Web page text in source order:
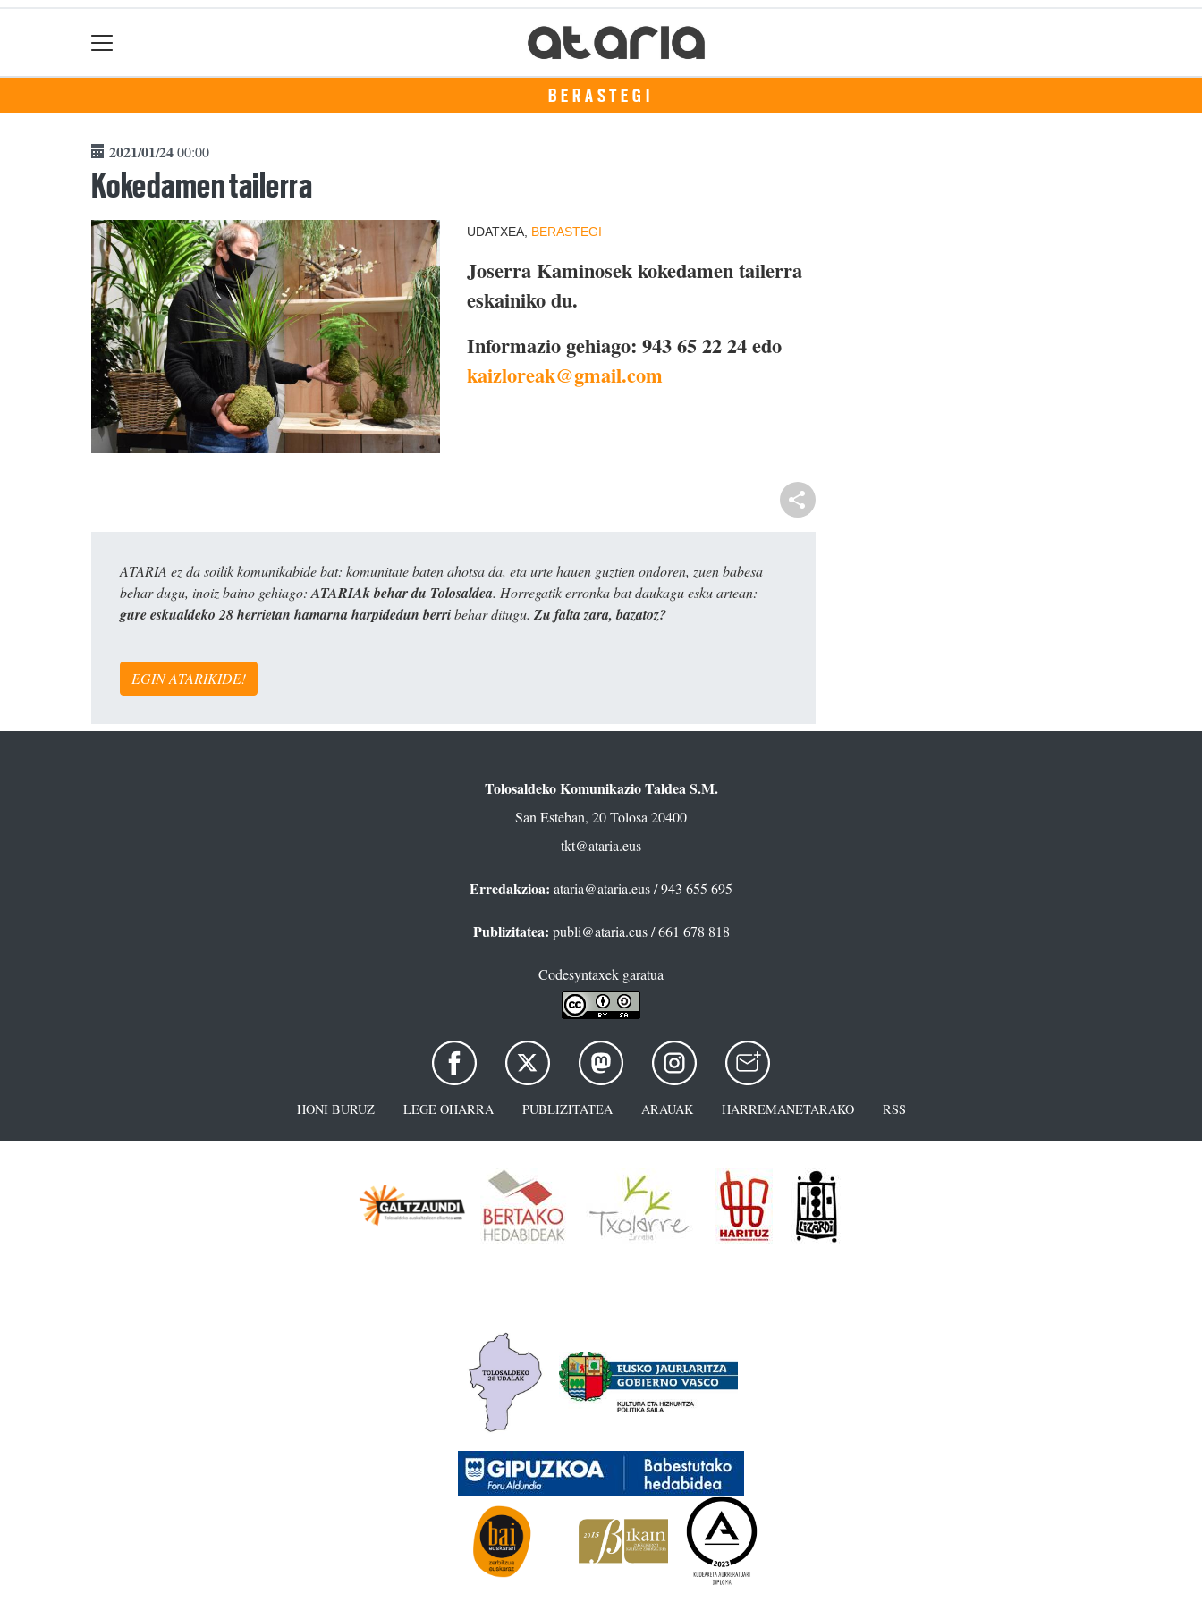
BERASTEGI
2021/01/2400:00
Kokedamen tailerra
UDATXEA, BERASTEGI
Joserra Kaminosek kokedamen tailerra
eskainiko du.
Informazio gehiago: 943 65 22 24 edo
kaizloreak@gmail.com
ATARIA ez da soilik komunikabide bat: komunitate baten ahotsa da, eta urte hauen guztien ondoren, zuen babesa
behar dugu, inoiz baino gehiago: ATARIAk behar du Tolosaldea. Horregatik erronka bat daukagu esku artean:
gure eskualdeko 28 herrietan hamarna harpidedun berribehar ditugu. Zu falta zara, bazatoz?
EGIN ATARIKIDE!
Tolosaldeko Komunikazio Taldea S.M.
San Esteban, 20 Tolosa 20400
tkt@ataria.eus
Erredakzioa: ataria@ataria.eus/ 943 655 695
Publizitatea: publi@ataria.eus/ 661 678 818
Codesyntaxek garatua
HONI BURUZ LEGE OHARRA PUBLIZITATEA ARAUAK HARREMANETARAKO RSS